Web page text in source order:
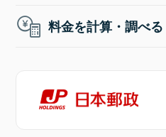
料金を計算・調べる